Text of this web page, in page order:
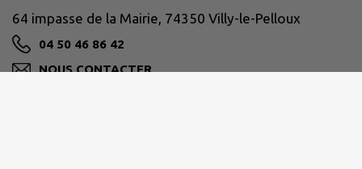
64 impasse de la Mairie, 74350 Villy-le-Pelloux
04 50 46 86 42
NOUS CONTACTER